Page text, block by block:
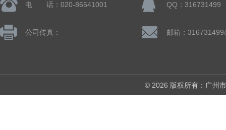
电 话：020-86541001 QQ：316731499
公司传真： 邮箱：
© 2026 版权所有：广州